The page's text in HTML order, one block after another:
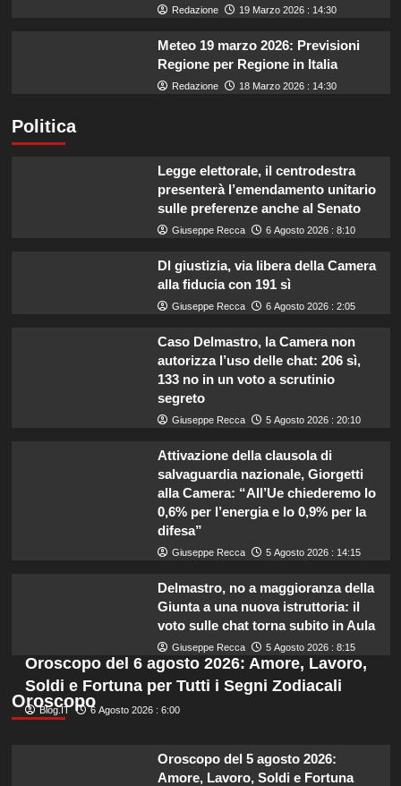
Redazione 19 Marzo 2026 : 14:30
Meteo 19 marzo 2026: Previsioni
Regione per Regione in Italia
Redazione 18 Marzo 2026 : 14:30
Politica
Legge elettorale, il centrodestra
presenterà l’emendamento unitario
sulle preferenze anche al Senato
Giuseppe Recca 6 Agosto 2026 : 8:10
Dl giustizia, via libera della Camera
alla fiducia con 191 sì
Giuseppe Recca 6 Agosto 2026 : 2:05
Caso Delmastro, la Camera non
autorizza l’uso delle chat: 206 sì,
133 no in un voto a scrutinio
segreto
Giuseppe Recca 5 Agosto 2026 : 20:10
Attivazione della clausola di
salvaguardia nazionale, Giorgetti
alla Camera: “All’Ue chiederemo lo
0,6% per l’energia e lo 0,9% per la
difesa”
Giuseppe Recca 5 Agosto 2026 : 14:15
Delmastro, no a maggioranza della
Giunta a una nuova istruttoria: il
voto sulle chat torna subito in Aula
Giuseppe Recca 5 Agosto 2026 : 8:15
Oroscopo
Oroscopo del 6 agosto 2026: Amore, Lavoro,
Soldi e Fortuna per Tutti i Segni Zodiacali
Blog.IT 6 Agosto 2026 : 6:00
Oroscopo del 5 agosto 2026:
Amore, Lavoro, Soldi e Fortuna